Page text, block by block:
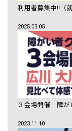
利用者募集中!!（
2025.03.05
３会場開催 障が
2023.11.10